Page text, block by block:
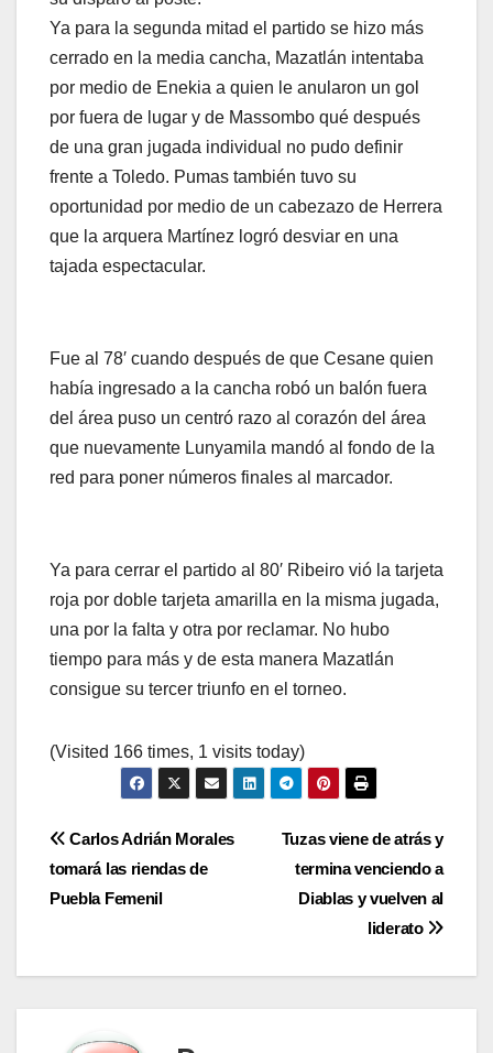
Ya para la segunda mitad el partido se hizo más
cerrado en la media cancha, Mazatlán intentaba
por medio de Enekia a quien le anularon un gol
por fuera de lugar y de Massombo qué después
de una gran jugada individual no pudo definir
frente a Toledo. Pumas también tuvo su
oportunidad por medio de un cabezazo de Herrera
que la arquera Martínez logró desviar en una
tajada espectacular.
Fue al 78′ cuando después de que Cesane quien
había ingresado a la cancha robó un balón fuera
del área puso un centró razo al corazón del área
que nuevamente Lunyamila mandó al fondo de la
red para poner números finales al marcador.
Ya para cerrar el partido al 80′ Ribeiro vió la tarjeta
roja por doble tarjeta amarilla en la misma jugada,
una por la falta y otra por reclamar. No hubo
tiempo para más y de esta manera Mazatlán
consigue su tercer triunfo en el torneo.
(Visited 166 times, 1 visits today)
Navegación
de
Tuzas viene de atrás y
termina venciendo a
Diablas y vuelven al
liderato
Carlos Adrián Morales
tomará las riendas de
Puebla Femenil